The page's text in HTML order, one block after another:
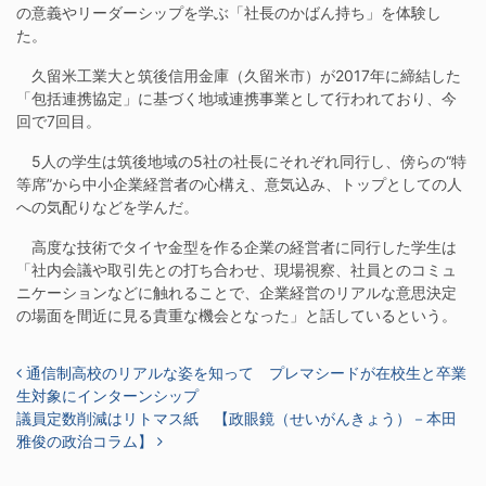
の意義やリーダーシップを学ぶ「社長のかばん持ち」を体験し
た。
久留米工業大と筑後信用金庫（久留米市）が2017年に締結した
「包括連携協定」に基づく地域連携事業として行われており、今
回で7回目。
5人の学生は筑後地域の5社の社長にそれぞれ同行し、傍らの“特
等席”から中小企業経営者の心構え、意気込み、トップとしての人
への気配りなどを学んだ。
高度な技術でタイヤ金型を作る企業の経営者に同行した学生は
「社内会議や取引先との打ち合わせ、現場視察、社員とのコミュ
ニケーションなどに触れることで、企業経営のリアルな意思決定
の場面を間近に見る貴重な機会となった」と話しているという。
投稿ナビゲーション
通信制高校のリアルな姿を知って プレマシードが在校生と卒業
生対象にインターンシップ
議員定数削減はリトマス紙 【政眼鏡（せいがんきょう）－本田
雅俊の政治コラム】